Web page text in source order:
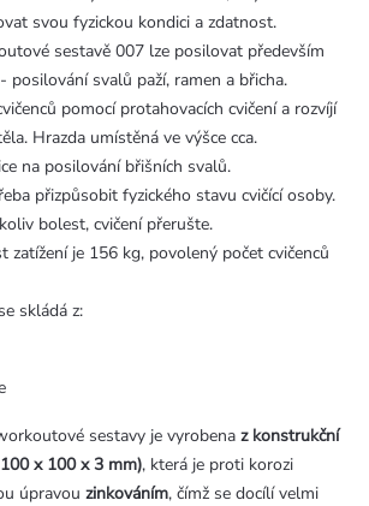
svou fyzickou kondici a zdatnost.
sestavě 007 lze posilovat především
svalů paží, ramen a břicha.
pomocí protahovacích cvičení a rozvíjí
Hrazda umístěná ve výšce cca.
na posilování břišních svalů.
přizpůsobit fyzického stavu cvičící osoby.
bolest, cvičení přerušte.
zatížení je 156 kg, povolený počet cvičenců
skládá z:
sestavy je vyrobena z konstrukční
x 100 x 3 mm), která je proti korozi
úpravou zinkováním, čímž se docílí velmi